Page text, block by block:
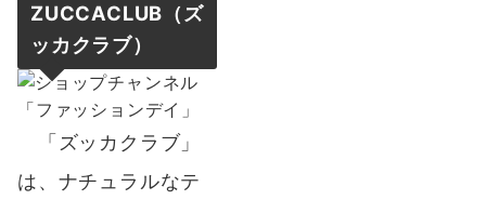
ZUCCACLUB（ズ
ッカクラブ）
「ズッカクラブ」
は、ナチュラルなテ